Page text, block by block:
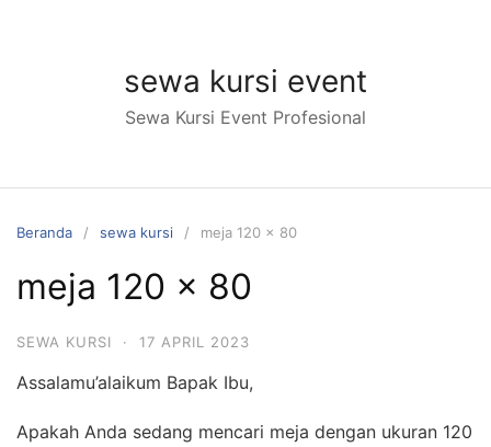
sewa kursi event
Sewa Kursi Event Profesional
Beranda sewa kursi meja 120 x 80
meja 120 x 80
SEWA KURSI · 17 APRIL 2023
Assalamu’alaikum Bapak Ibu,
Apakah Anda sedang mencari meja dengan ukuran 120